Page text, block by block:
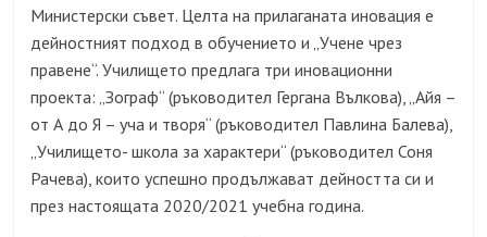
Министерски съвет. Целта на прилаганата иновация е
дейностният подход в обучението и „Учене чрез
правене“. Училището предлага три иновационни
проекта: „Зограф“ (ръководител Гергана Вълкова), „Айя –
от А до Я – уча и творя“ (ръководител Павлина Балева),
„Училището- школа за характери“ (ръководител Соня
Рачева), които успешно продължават дейността си и
през настоящата 2020/2021 учебна година.